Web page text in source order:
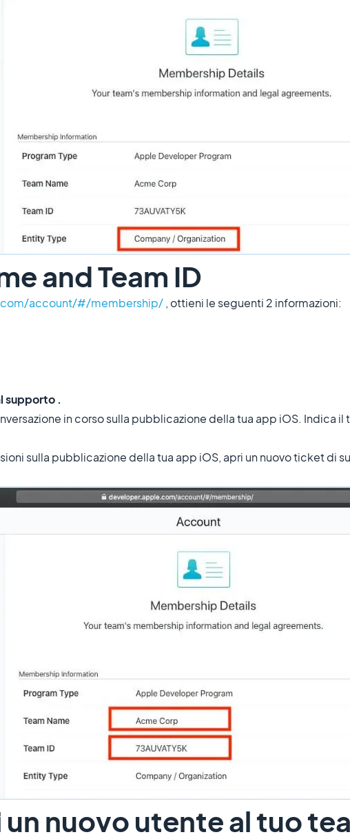
and Team ID
account/#/membership/, ottieni le seguenti 2 informazioni:
supporto .
in corso sulla pubblicazione della tua app iOS. Indica il
sulla pubblicazione della tua app iOS, apri un nuovo ticket di
nuovo utente al tuo